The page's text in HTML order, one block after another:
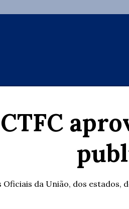
CTFC
Oficiais da União, dos